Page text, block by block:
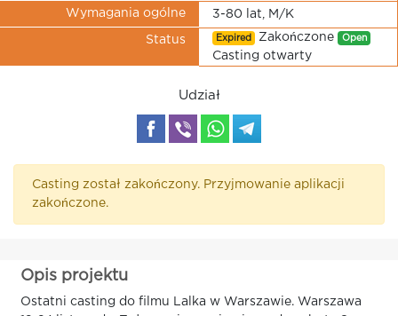
Wymagania ogólne 3-80 lat, M/K
Status Expired Zakończone Open
Casting otwarty
Udział
Casting został zakończony. Przyjmowanie aplikacji
zakończone.
Opis projektu
Ostatni casting do filmu Lalka w Warszawie. Warszawa